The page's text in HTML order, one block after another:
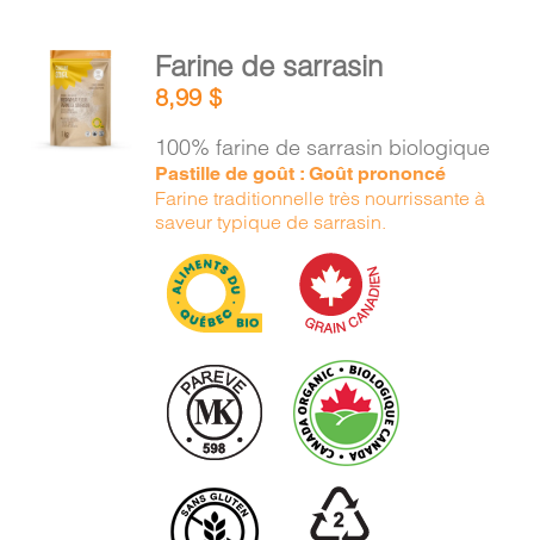
AJOUTER
AU
PANIER
Farine de sarrasin
8,99$
100% farine de sarrasin biologique
Pastille de goût : Goût prononcé
Farine traditionnelle très nourrissante à
saveur typique de sarrasin.